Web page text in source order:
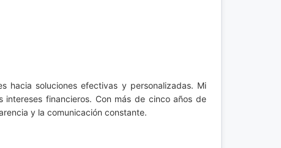
hacia soluciones efectivas y personalizadas. Mi
financieros. Con más de cinco años de
y la comunicación constante.